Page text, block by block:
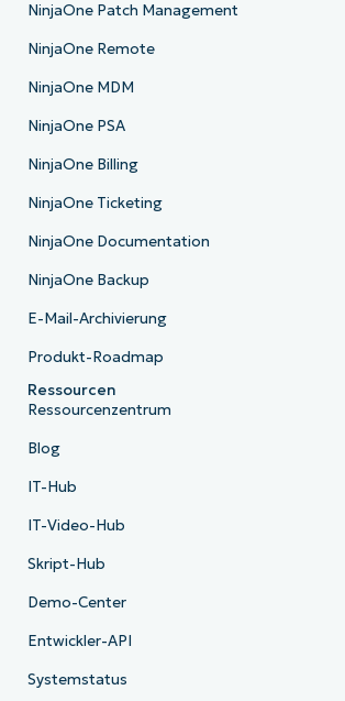
NinjaOne Patch Management
NinjaOne Remote
NinjaOne MDM
NinjaOne PSA
NinjaOne Billing
NinjaOne Ticketing
NinjaOne Documentation
NinjaOne Backup
E-Mail-Archivierung
Produkt-Roadmap
Ressourcen
Ressourcenzentrum
Blog
IT-Hub
IT-Video-Hub
Skript-Hub
Demo-Center
Entwickler-API
Systemstatus